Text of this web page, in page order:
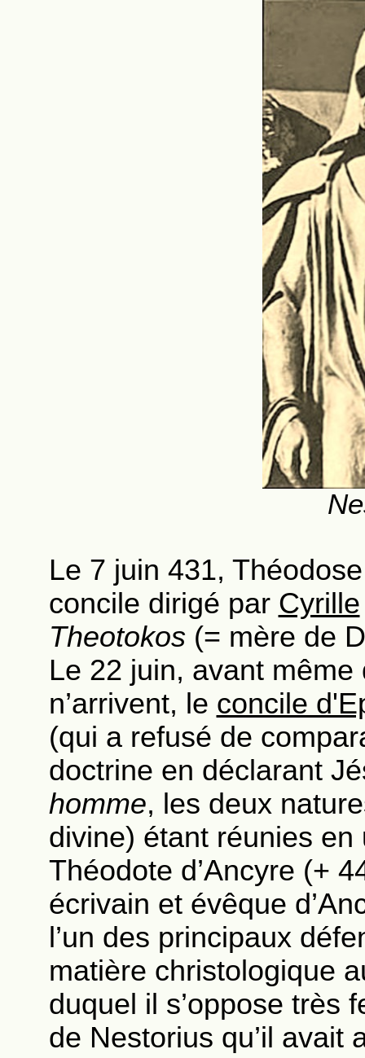
Le 7 juin 431,
concile dirigé par Cyrille
Theotokos(= mère de
Le 22 juin, avant
n’arrivent, le concile
(qui a refusé de
doctrine en déclarant
homme, les deux
divine) étant réunies
Théodote d’Ancyre (+
écrivain et évêque
l’un des principaux
matière christologique
duquel il s’oppose très
de Nestorius qu’il avait